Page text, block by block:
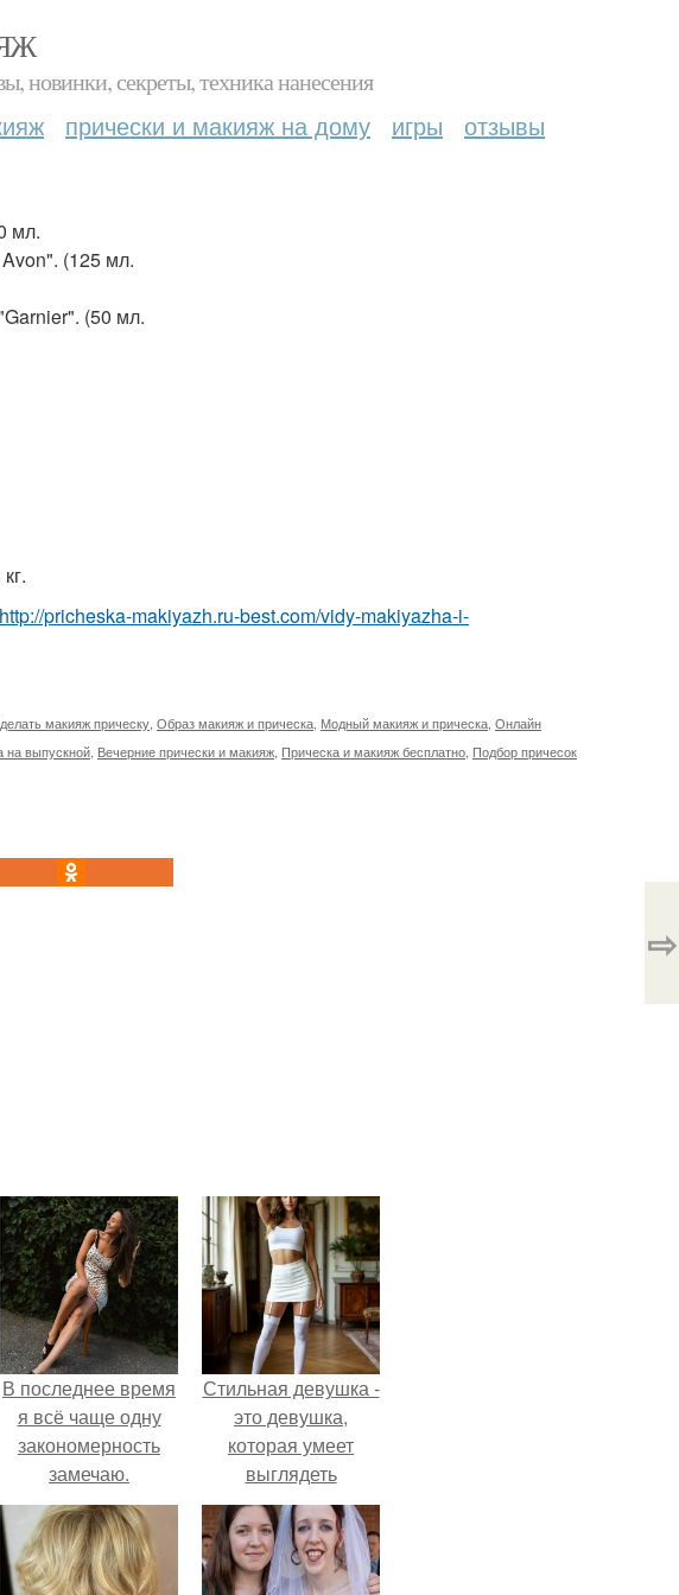
новинки, секреты, техника нанесения
прически и макияж на дому игры отзывы
мл.
(125 мл.
(50 мл.
http://pricheska-makiyazh.ru-best.com/vidy-makiyazha-i-
макияж прическу Образ макияж и прическа Модный макияж и прическа Онлайн
на выпускной Вечерние прически и макияж Прическа и макияж бесплатно Подбор причесок
⇨
В последнее время
я всё чаще одну
закономерность
замечаю.
Стильная девушка -
это девушка,
которая умеет
выглядеть
привлекательно и
элегантно в любои
ситуации.